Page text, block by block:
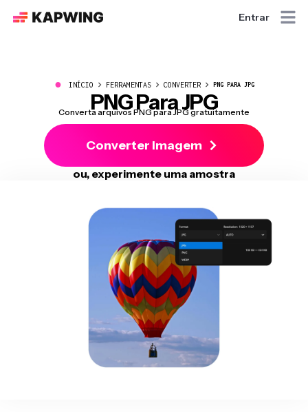
Entrar
● INÍCIO FERRAMENTAS CONVERTER PNG PARA JPG
PNG Para JPG
Converta arquivos PNG para JPG gratuitamente
Converter Imagem
ou, experimente uma amostra